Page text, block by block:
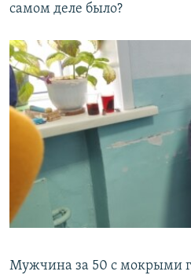
самом деле было?
Мужчина за 50 с мокрыми